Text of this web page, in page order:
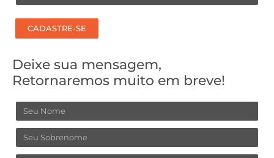
CADASTRE-SE
Deixe sua mensagem,
Retornaremos muito em breve!
Nome
Sobrenome